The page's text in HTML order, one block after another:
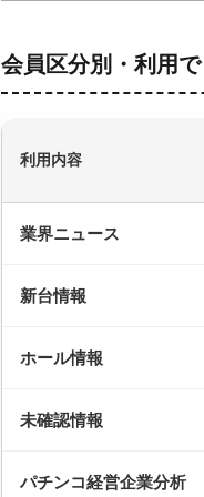
会員区分別・利用
利用内容
業界ニュース
新台情報
ホール情報
未確認情報
パチンコ経営企業分析